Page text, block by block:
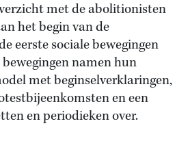
met de abolitionisten
het begin van de
eerste sociale bewegingen
namen hun
met beginselverklaringen,
en een
en periodieken over.